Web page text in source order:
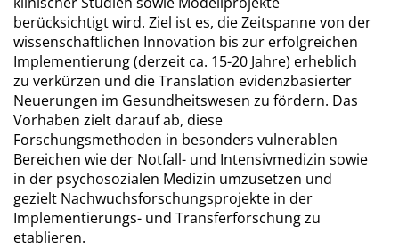
berücksichtigt wird. Ziel ist es, die Zeitspanne von der
wissenschaftlichen Innovation bis zur erfolgreichen
Implementierung (derzeit ca. 15-20 Jahre) erheblich
zu verkürzen und die Translation evidenzbasierter
Neuerungen im Gesundheitswesen zu fördern. Das
Vorhaben zielt darauf ab, diese
Forschungsmethoden in besonders vulnerablen
Bereichen wie der Notfall- und Intensivmedizin sowie
in der psychosozialen Medizin umzusetzen und
gezielt Nachwuchsforschungsprojekte in der
Implementierungs- und Transferforschung zu
etablieren.